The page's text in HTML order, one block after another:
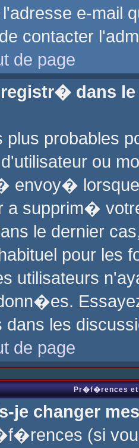
e-mail
contacter
de page
dans
plus probables
ou
envoy�
a supprim�
le dernier
pour les
utilisateurs
dans les
de page
Pr�f�rences et
je changer
(si